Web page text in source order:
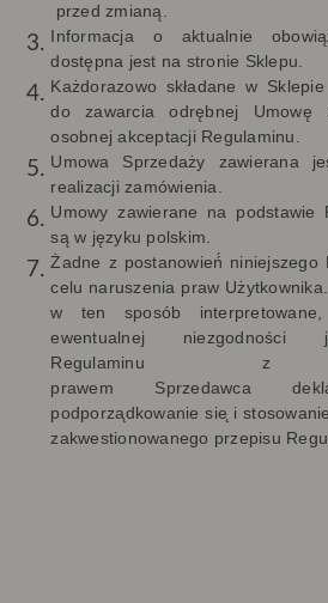
przed zmianą.
Informacja o aktualnie
dostępna jest na stronie Sklepu.
Każdorazowo składane w
do zawarcia odrębnej Umowę
osobnej akceptacji Regulaminu.
Umowa Sprzedaży zawierana
realizacji zamówienia.
Umowy zawierane na podstawie
są w języku polskim.
Żadne z postanowień́ niniejszego
celu naruszenia praw
w ten sposób
ewentualnej niezgodności
Regulaminu z
prawem
Sprzedawca
podporzadkowanie sie i
zakwestionowanego przepisu